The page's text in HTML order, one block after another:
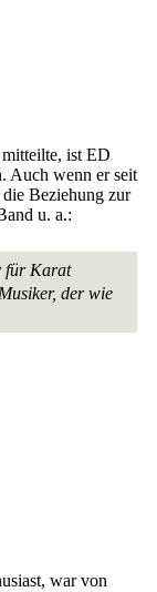
ist ED
Auch wenn er seit
Beziehung zur
u. a.:
für Karat
der wie
war von